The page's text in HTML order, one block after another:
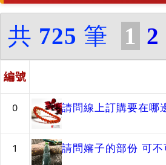
共 725 筆 1 2
編號
0 請問線上訂購要在哪
1 請問嬸子的部份 可